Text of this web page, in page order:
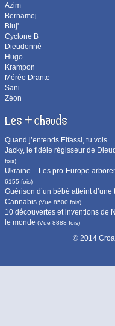
Azim
Bernamej
Bluj'
Cyclone B
Dieudonné
Hugo
Krampon
Mérée Drante
Sani
Zéon
Les + chauds
Quand j’entends Elfassi, tu
Jacky, le fidèle régisseur de
fois)
Ukraine – Les pro-Europe
6155 fois)
Guérison d’un bébé atteint
Cannabis (Vue 8500 fois)
10 découvertes et inventions de
le monde (Vue 8888 fois)
© 2014